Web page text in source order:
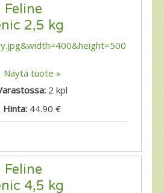
Feline
2,5 kg
Näytä tuote »
2 kpl
Hinta: 44.90 €
Feline
4,5 kg